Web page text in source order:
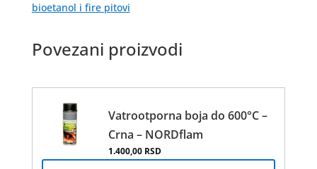
bioetanol i fire pitovi
Povezani proizvodi
Vatrootporna boja do 600°C –
Crna – NORDflam
1.400,00 RSD